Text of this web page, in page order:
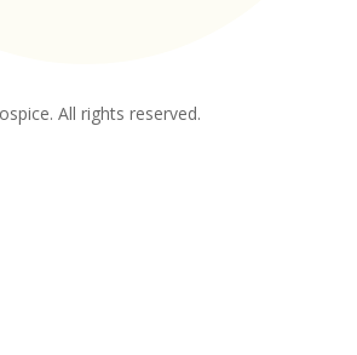
All rights reserved.